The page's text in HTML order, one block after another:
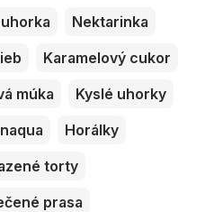
Nektarinka
Karamelový cukor
múka
Kyslé uhorky
Horálky
torty
prasa